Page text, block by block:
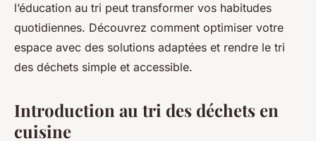
l’éducation au tri peut transformer vos habitudes
quotidiennes. Découvrez comment optimiser votre
espace avec des solutions adaptées et rendre le tri
des déchets simple et accessible.
Introduction au tri des déchets en
cuisine